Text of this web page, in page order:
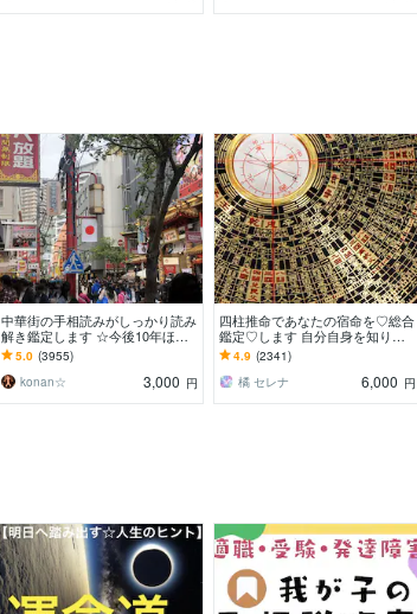
中華街の手相読みがしっかり読み
解き鑑定します ☆今後10年ほど
の流れから、良い時期、悪い時期
もお伝えします
5.0 (3955)
konan☆
3,000 円
四柱推命であなたの宿命を♡総合
鑑定♡します 自分自身を知りた
い方に♡大ボリュームです
4.9 (2341)
橘 セレナ
6,000 円